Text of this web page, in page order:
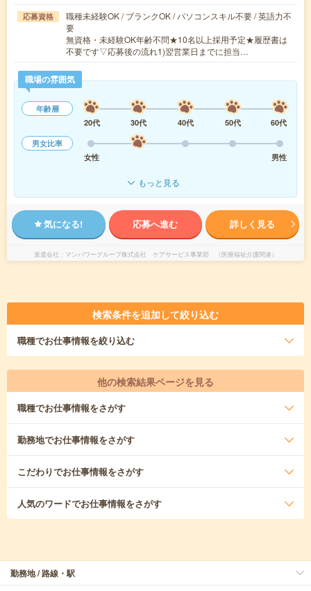
応募資格
職種未経験OK / ブランクOK / パソコンスキル不要 / 英語力不
要
無資格・未経験OK年齢不問★10名以上採用予定★履歴書は
不要です▽応募後の流れ1)翌営業日までに担当…
職場の雰囲気
年齢層
20代
30代 40代 50代
60代
男女比率
女性
男性
もっと見る
気になる! 応募へ進む 詳しく見る
派遣会社 マンパワーグループ株式会社 ケアサービス事業部 （医療福祉介護関連）
検索条件を追加して絞り込む
職種でお仕事情報を絞り込む
他の検索結果ページを見る
職種でお仕事情報をさがす
勤務地でお仕事情報をさがす
こだわりでお仕事情報をさがす
人気のワードでお仕事情報をさがす
勤務地 / 路線・駅